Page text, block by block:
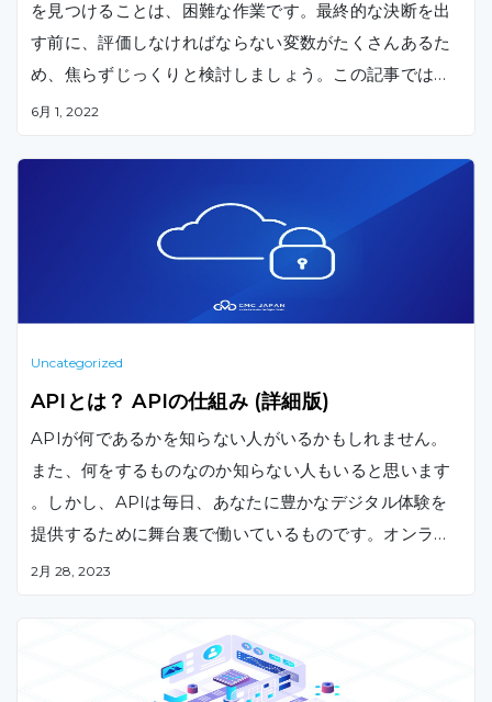
を見つけることは、困難な作業です。最終的な決断を出
す前に、評価しなければならない変数がたくさんあるた
め、焦らずじっくりと検討しましょう。この記事では、
プロジェクトに最適なオフショア開発パートナーを見つ
6月 1, 2022
Uncategorized
APIとは？ APIの仕組み (詳細版)
APIが何であるかを知らない人がいるかもしれません。
また、何をするものなのか知らない人もいると思います
。しかし、APIは毎日、あなたに豊かなデジタル体験を
提供するために舞台裏で働いているものです。オンライ
ンで購入した映画のチケットも、Facebookでシェアし
うに機能するのか、そしてAPIの種類を紹介していきま
2月 28, 2023